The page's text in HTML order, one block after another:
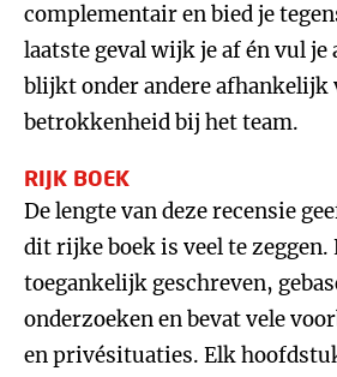
complementair en bied je
laatste geval wijk je af én vul je
blijkt onder andere afhankelijk
betrokkenheid bij het team.
RIJK BOEK
De lengte van deze recensie
dit rijke boek is veel te zeggen.
toegankelijk geschreven,
onderzoeken en bevat vele
en privésituaties. Elk